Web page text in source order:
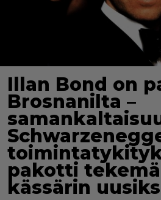
Illan Bond on
Brosnanilta –
pakotti
kässärin